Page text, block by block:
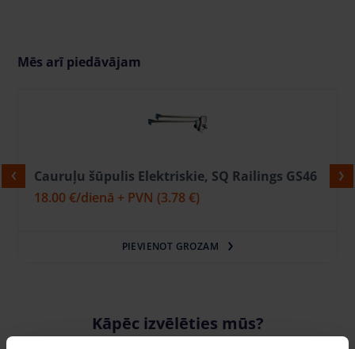
Mēs arī piedāvājam
Cauruļu šūpulis Elektriskie, SQ Railings GS46
18.00 €/dienā + PVN (3.78 €)
PIEVIENOT GROZAM
Kāpēc izvēlēties mūs?